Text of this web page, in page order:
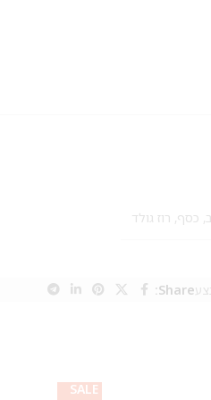
, כסף, רוז גולד
Share:
SALE
SALE